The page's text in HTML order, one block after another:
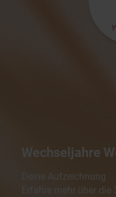
Wechseljahre
Deine Aufzeichnung
Erfahre mehr über die